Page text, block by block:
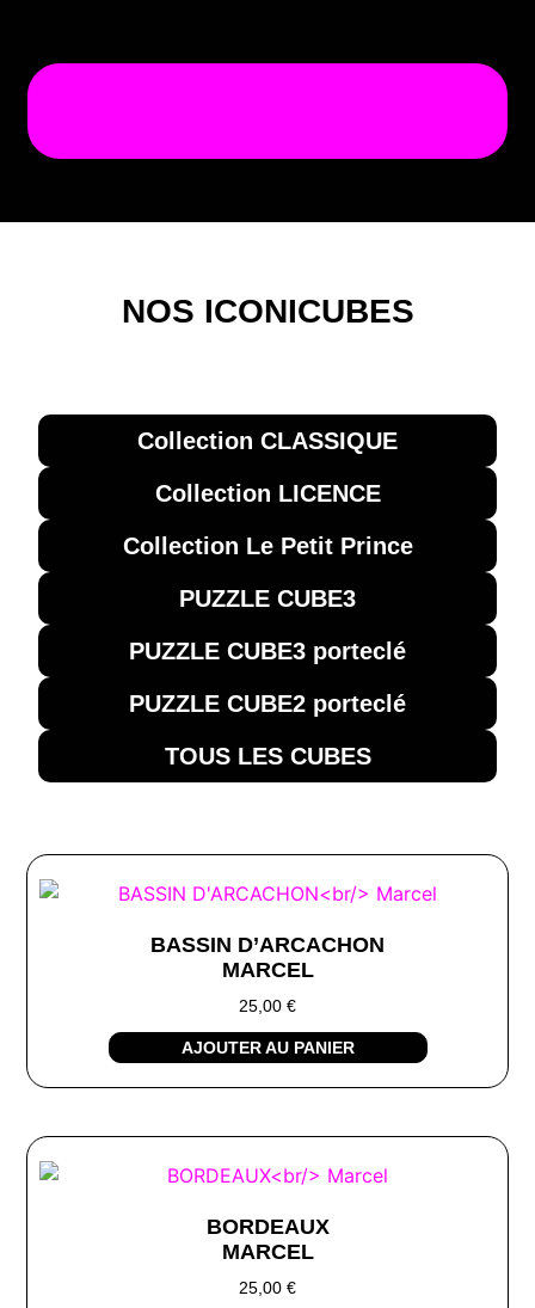
NOS ICONICUBES
Collection CLASSIQUE
Collection LICENCE
Collection Le Petit Prince
PUZZLE CUBE3
PUZZLE CUBE3 porteclé
PUZZLE CUBE2 porteclé
TOUS LES CUBES
BASSIN D’ARCACHON
MARCEL
25,00 €
AJOUTER AU PANIER
BORDEAUX
MARCEL
25,00 €